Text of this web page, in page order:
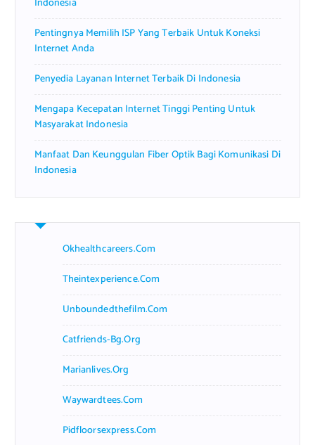
Pentingnya Memilih ISP Yang Terbaik Untuk Koneksi
Internet Anda
Penyedia Layanan Internet Terbaik Di Indonesia
Mengapa Kecepatan Internet Tinggi Penting Untuk
Masyarakat Indonesia
Manfaat Dan Keunggulan Fiber Optik Bagi Komunikasi Di
Indonesia
Okhealthcareers.com
Theintexperience.com
Unboundedthefilm.com
Catfriends-Bg.org
Marianlives.org
Waywardtees.com
Pidfloorsexpress.com